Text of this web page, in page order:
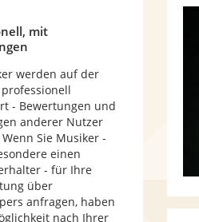
mit
werden auf der
- Bewertungen und
anderer Nutzer
Sie Musiker -
einen
- für Ihre
über
anfragen, haben
nach Ihrer